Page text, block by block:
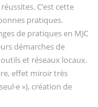
C’est cette
pratiques.
de pratiques en MJC
démarches de
et réseaux locaux.
effet miroir très
»), création de